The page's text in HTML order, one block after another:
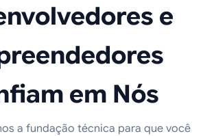
e
em Nós
a fundação técnica para que você